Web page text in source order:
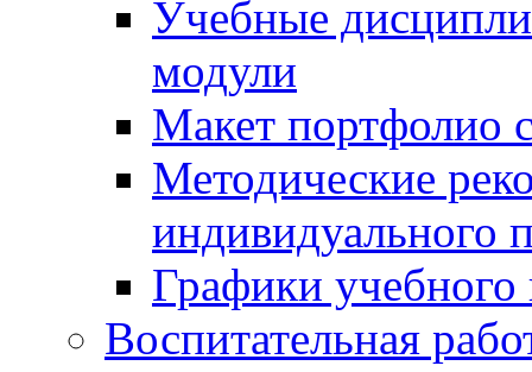
Учебные
модули
Макет портфолио
Методические
индивидуального
Графики учебного
Воспитательная